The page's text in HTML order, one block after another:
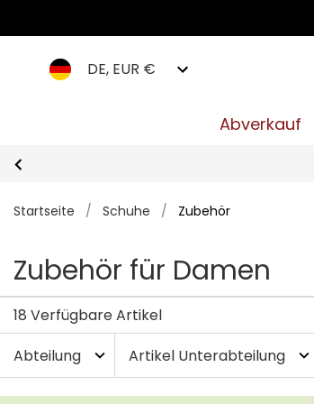
DE, EUR €
Abverkauf
Startseite / Schuhe / Zubehör
Zubehör für Damen
18 Verfügbare Artikel
Abteilung
expand_more Artikel Unterabteilung expand_more